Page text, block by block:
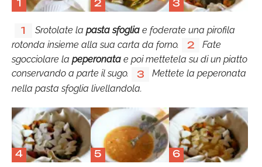
1 2 3
1 Srotolate la pasta sfoglia e foderate una pirofila
rotonda insieme alla sua carta da forno.
2
Fate
sgocciolare la peperonata e poi mettetela su di un piatto
conservando a parte il sugo.
3
Mettete la peperonata
nella pasta sfoglia livellandola.
4 5 6